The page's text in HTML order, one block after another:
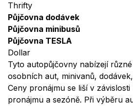
Thrifty
Půjčovna dodávek
Půjčovna minibusů
Půjčovna TESLA
Dollar
Tyto autopůjčovny nabízejí
osobních aut, minivanů,
Ceny pronájmu se liší v
pronájmu a sezóně. Při výběru